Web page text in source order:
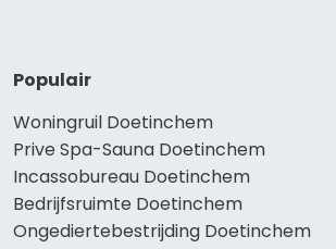
Populair
Woningruil Doetinchem
Prive Spa-Sauna Doetinchem
Incassobureau Doetinchem
Bedrijfsruimte Doetinchem
Ongediertebestrijding Doetinchem